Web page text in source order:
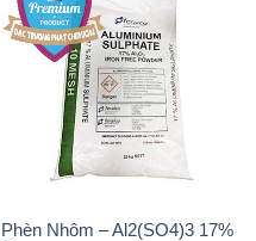
Phèn Nhôm – Al2(SO4)3 17%